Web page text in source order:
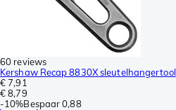
60 reviews
Kershaw Recap 8830X sleutelhangertool
€ 7,91
€ 8,79
-10%Bespaar 0,88